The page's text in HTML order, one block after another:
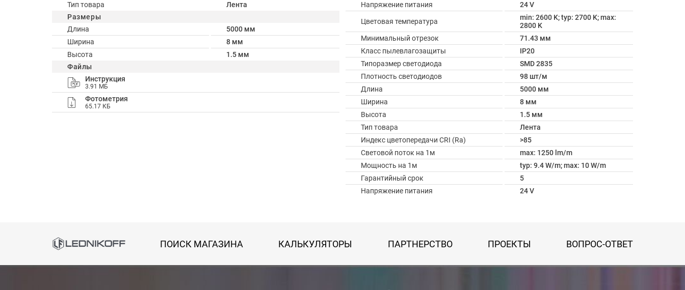
Тип товара
Лента
Размеры
Длина
5000 мм
Ширина
8 мм
Высота
1.5 мм
Файлы
Инструкция
3.91 МБ
Фотометрия
65.17 КБ
Напряжение питания
24 V
Цветовая температура
min: 2600 K; typ: 2700 K; max:
2800 K
Минимальный отрезок
71.43 мм
Класс пылевлагозащиты
IP20
Типоразмер светодиода
SMD 2835
Плотность светодиодов
98 шт/м
Длина
5000 мм
Ширина
8 мм
Высота
1.5 мм
Тип товара
Лента
Индекс цветопередачи CRI (Ra)
>85
Световой поток на 1м
max: 1250 lm/m
Мощность на 1м
typ: 9.4 W/m; max: 10 W/m
Гарантийный срок
5
Напряжение питания
24 V
ПОИСК МАГАЗИНА КАЛЬКУЛЯТОРЫ ПАРТНЕРСТВО ПРОЕКТЫ ВОПРОС-ОТВЕТ